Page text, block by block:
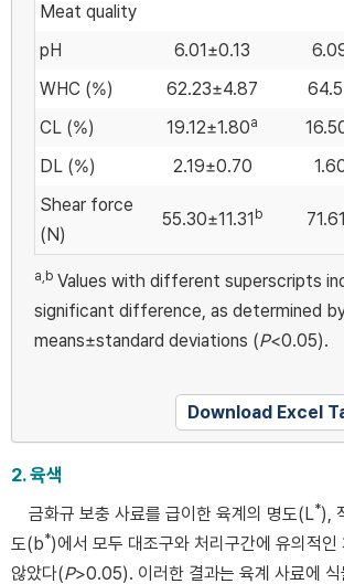
Meat quality
pH
6.01±0.13
WHC (%)
62.23±4.87
CL (%)
19.12±1.80a
DL (%) 2.19±0.70
Shear force
(N)
55.30±11.31 b
a,b Values with different superscripts
significant difference, as determined
means±standard deviations (P<0.05).
Download Excel
2. 육색
금화규 보충 사료를 급이한 육계의 명도(L*),
도(b*)에서 모두 대조구와 처리구간에 유의적인
않았다(P>0.05). 이러한 결과는 육계 사료에 식